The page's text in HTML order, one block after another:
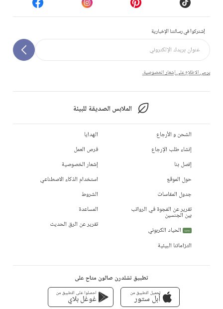
إشتركوا في رسالتنا الإخبارية
يرجى الاطلاع على إشعار الخصوصية.
الملابس الصديقة للبيئة
الشحن و الأرجاع
إنشاء طلب الإرجاع
إتصل بنا
حول الموقع
جدول المقاسات
تقرير عن الفجوة في الرواتب
بين الجنسين
جديد
الحياد الكربوني
التزاماتنا البيئية
الهدايا
فرص العمل
إشعار الخصوصية
استخدام الذكاء الاصطناعي
الشروط
المساعدة
تقرير عن الرق الحديث
تطبيق تشلدرن صالون متاح على
تحميل التطبيق من
أبل ستور
احصلوا على التطبيق من
غوغل بلاي